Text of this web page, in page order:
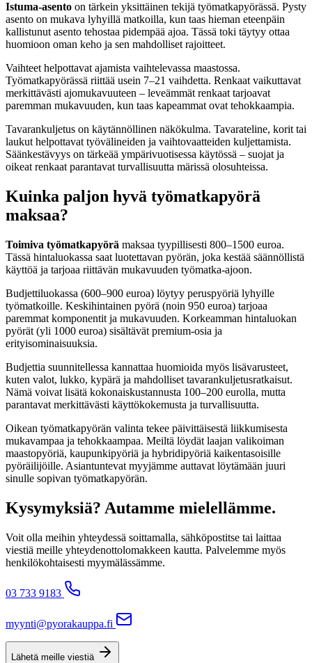
Istuma-asento on tärkein yksittäinen tekijä työmatkapyörässä. Pysty
asento on mukava lyhyillä matkoilla, kun taas hieman eteenpäin
kallistunut asento tehostaa pidempää ajoa. Tässä toki täytyy ottaa
huomioon oman keho ja sen mahdolliset rajoitteet.
Vaihteet helpottavat ajamista vaihtelevassa maastossa.
Työmatkapyörässä riittää usein 7–21 vaihdetta. Renkaat vaikuttavat
merkittävästi ajomukavuuteen – leveämmät renkaat tarjoavat
paremman mukavuuden, kun taas kapeammat ovat tehokkaampia.
Tavarankuljetus on käytännöllinen näkökulma. Tavarateline, korit tai
laukut helpottavat työvälineiden ja vaihtovaatteiden kuljettamista.
Säänkestävyys on tärkeää ympärivuotisessa käytössä – suojat ja
oikeat renkaat parantavat turvallisuutta märissä olosuhteissa.
Kuinka paljon hyvä työmatkapyörä
maksaa?
Toimiva työmatkapyörä maksaa tyypillisesti 800–1500 euroa.
Tässä hintaluokassa saat luotettavan pyörän, joka kestää säännöllistä
käyttöä ja tarjoaa riittävän mukavuuden työmatka-ajoon.
Budjettiluokassa (600–900 euroa) löytyy peruspyöriä lyhyille
työmatkoille. Keskihintainen pyörä (noin 950 euroa) tarjoaa
paremmat komponentit ja mukavuuden. Korkeamman hintaluokan
pyörät (yli 1000 euroa) sisältävät premium-osia ja
erityisominaisuuksia.
Budjettia suunnitellessa kannattaa huomioida myös lisävarusteet,
kuten valot, lukko, kypärä ja mahdolliset tavarankuljetusratkaisut.
Nämä voivat lisätä kokonaiskustannusta 100–200 eurolla, mutta
parantavat merkittävästi käyttökokemusta ja turvallisuutta.
Oikean työmatkapyörän valinta tekee päivittäisestä liikkumisesta
mukavampaa ja tehokkaampaa. Meiltä löydät laajan valikoiman
maastopyöriä, kaupunkipyöriä ja hybridipyöriä kaikentasoisille
pyöräilijöille. Asiantuntevat myyjämme auttavat löytämään juuri
sinulle sopivan työmatkapyörän.
Kysymyksiä? Autamme mielellämme.
Voit olla meihin yhteydessä soittamalla, sähköpostitse tai laittaa
viestiä meille yhteydenottolomakkeen kautta. Palvelemme myös
henkilökohtaisesti myymälässämme.
03 733 9183
myynti@pyorakauppa.fi
Lähetä meille viestiä